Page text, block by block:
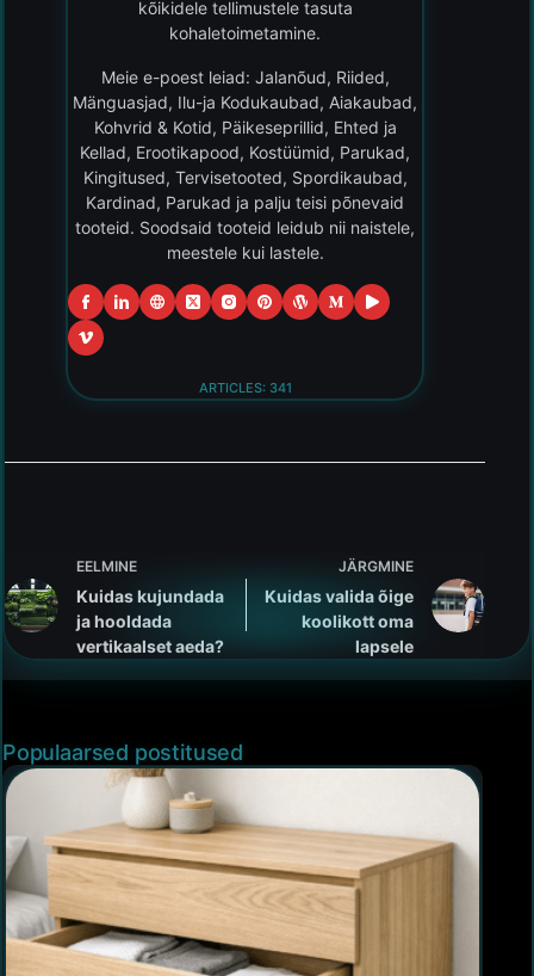
kõikidele tellimustele tasuta
kohaletoimetamine.
Meie e-poest leiad: Jalanõud, Riided,
Mänguasjad, Ilu-ja Kodukaubad, Aiakaubad,
Kohvrid & Kotid, Päikeseprillid, Ehted ja
Kellad, Erootikapood, Kostüümid, Parukad,
Kingitused, Tervisetooted, Spordikaubad,
Kardinad, Parukad ja palju teisi põnevaid
tooteid. Soodsaid tooteid leidub nii naistele,
meestele kui lastele.
ARTICLES: 341
EELMINE
Kuidas kujundada
ja hooldada
vertikaalset aeda?
JÄRGMINE
Kuidas valida õige
koolikott oma
lapsele
Populaarsed postitused